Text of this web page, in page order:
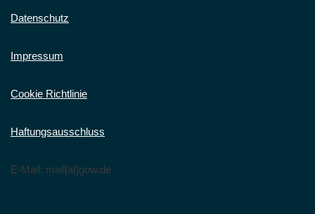
Datenschutz
Impressum
Cookie Richtlinie
Haftungsausschluss
E-Mail: mail[at]gow.de